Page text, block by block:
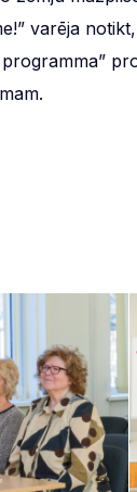
varēja